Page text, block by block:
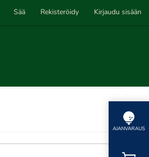
Sää Rekisteröidy Kirjaudu sisään
AJANVARAUS